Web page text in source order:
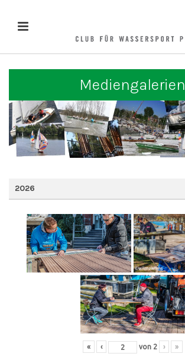
Mediengalerien
2026
« ‹ von 2 › »